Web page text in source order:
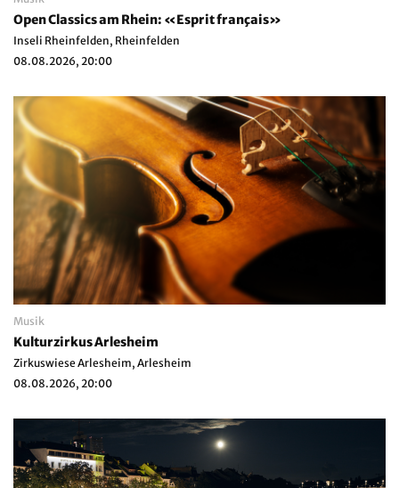
Open Classics am Rhein: «Esprit français»
Inseli Rheinfelden, Rheinfelden
08.08.2026, 20:00
Musik
Kulturzirkus Arlesheim
Zirkuswiese Arlesheim, Arlesheim
08.08.2026, 20:00